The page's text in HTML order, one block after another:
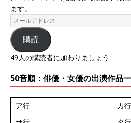
ます。
購読
49人の購読者に加わりましょう
50音順：俳優・女優の出演作品
ア行
カ行